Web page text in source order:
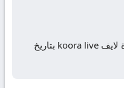
نتيجة مباراة ليتشي ويوفنتوس كورة لايف koora live بتاريخ